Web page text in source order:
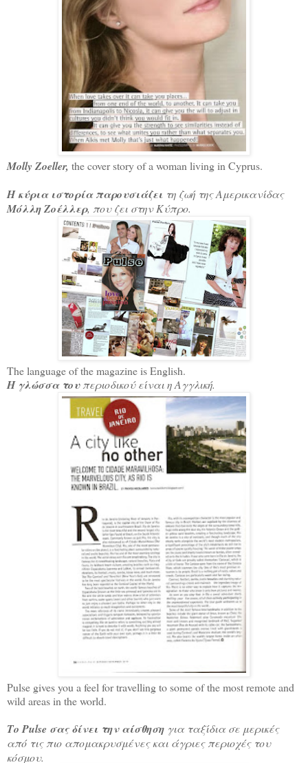
Molly Zoeller, the cover story of a woman living in Cyprus.
Η κύρια ιστορία παρουσιάζει τη ζωή της Αμερικανίδας
Μόλλη Ζοέλλερ, που ζει στην Κύπρο.
The language of the magazine is English.
Η γλώσσα του περιοδικού είναι η Αγγλική.
Pulse gives you a feel for travelling to some of the most remote and
wild areas in the world.
Το Pulse σας δίνει την αίσθηση για ταξίδια σε μερικές
από τις πιο απομακρυσμένες και άγριες περιοχές του
κόσμου.